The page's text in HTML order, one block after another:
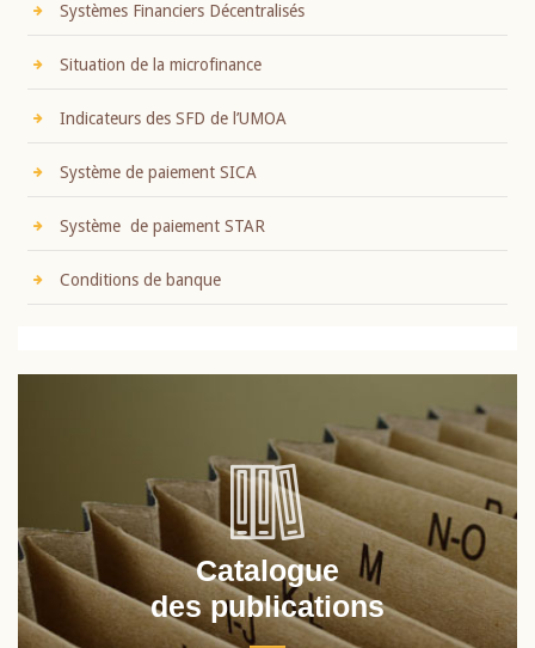
Systèmes Financiers Décentralisés
Situation de la microfinance
Indicateurs des SFD de l’UMOA
Système de paiement SICA
Système de paiement STAR
Conditions de banque
Catalogue
des publications